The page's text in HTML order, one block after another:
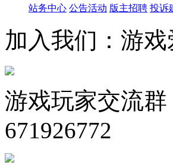
站务中心 公告活动 版主招聘 投诉
加入我们：游
游戏玩家交流群
671926772